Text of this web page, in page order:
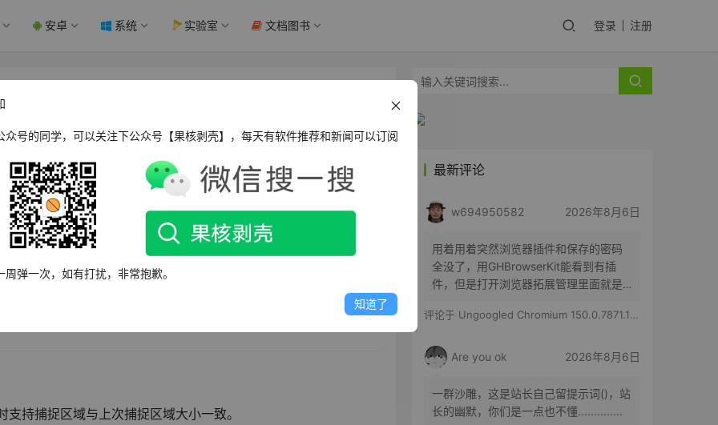
安卓 系统 实验室 文档图书 登录 注册
核剥壳
剥壳独家便携。老牌优秀的屏幕截图工具，全新界面，不仅能
游戏视频或 DVD 屏幕图。能以 20 多种图形格式（包括：
以用快捷键或自动定时器从屏幕截图。它的功能还包括：在所抓
特效，调颜色等），还能选择从 TWAIN 装置中（扫描仪和数码
持捕捉区域与上次捕捉区域大小一致。
最新评论
w694950582 2026年8月6日
用着用着突然浏览器插件和保存的密码
全没了，用GHBrowserKit能看到有插
件，但是打开浏览器拓展管理里面就是
评论于 Ungoogled Chromium 150.0.7871.186-1.1 果核优化便携版
Are you ok 2026年8月6日
一群沙雕，这是站长自己留提示词()，站
长的幽默，你们是一点也不懂..............
众号的同学，可以关注下公众号【果核剥壳】，每天有软件推荐和新闻可以订阅
周弹一次，如有打扰，非常抱歉。
知道了